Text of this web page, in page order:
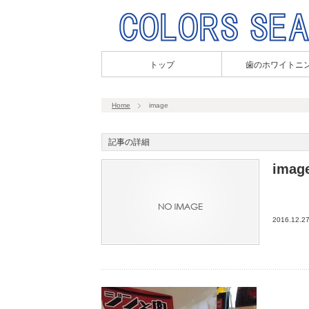
トップ 歯のホワイトニ
Home image
記事の詳細
2016.12.27